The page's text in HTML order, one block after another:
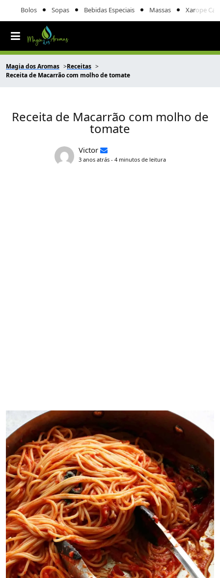
Bolos Sopas Bebidas Especiais Massas Xarope
Magia dos Aromas
Receitas
Receita de Macarrão com molho de tomate
Receita de Macarrão com molho de
tomate
Victor
3 anos atrás - 4 minutos de leitura